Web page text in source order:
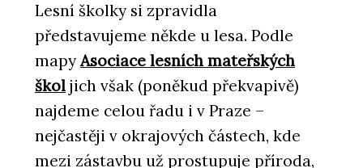
Lesní školky si zpravidla
představujeme někde u lesa. Podle
mapyAsociace lesních mateřských
škol jich však (poněkud překvapivě)
najdeme celou řadu i v Praze –
nejčastěji v okrajových částech, kde
mezi zástavbu už prostupuje příroda,